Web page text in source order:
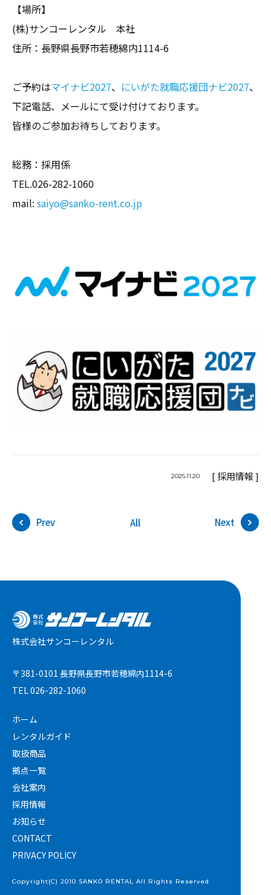
【場所】
(株)サンコーレンタル 本社
住所：長野県長野市若穂綿内1114-6
ご予約はマイナビ2027、 にいがた就職応援団ナビ2027、
下記電話、メールにて受け付けております。
皆様のご参加お待ちしております。
総務：採用係
TEL.026-282-1060
mail: saiyo@sanko-rent.co.jp
2025.11.20 [ 採用情報 ]
Prev All Next
株式会社サンコーレンタル
〒381-0101 長野県長野市若穂綿内1114-6
TEL 026-282-1060
ホーム
レンタルガイド
取扱商品
拠点一覧
会社案内
採用情報
お知らせ
CONTACT
PRIVACY POLICY
Copyright(C) 2010 SANKO RENTAL All Rights Reserved